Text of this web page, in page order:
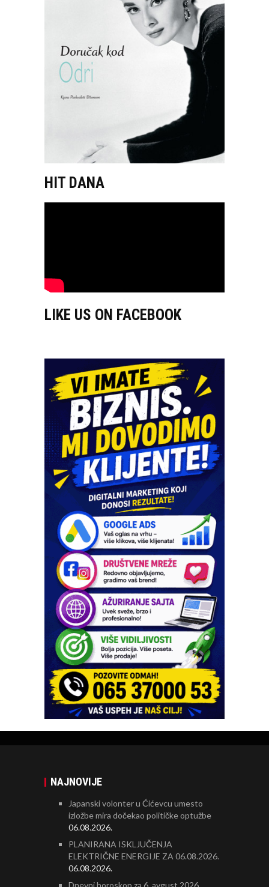
HIT DANA
LIKE US ON FACEBOOK
NAJNOVIJE
Japanski volonter u Ćićevcu umesto
izložbe mira dočekao političke optužbe
06.08.2026.
PLANIRANA ISKLJUČENJA
ELEKTRIČNE ENERGIJE ZA 06.08.2026.
06.08.2026.
Dnevni horoskop za 6. avgust 2026.